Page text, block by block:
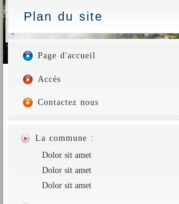
Plan du site
Collaborations
Postes offerts
Page d'accueil
Accès
Contactez nous
La commune :
Dolor sit amet
Dolor sit amet
Dolor sit amet